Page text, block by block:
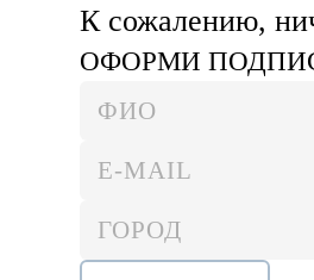
К сожалению,
ОФОРМИ